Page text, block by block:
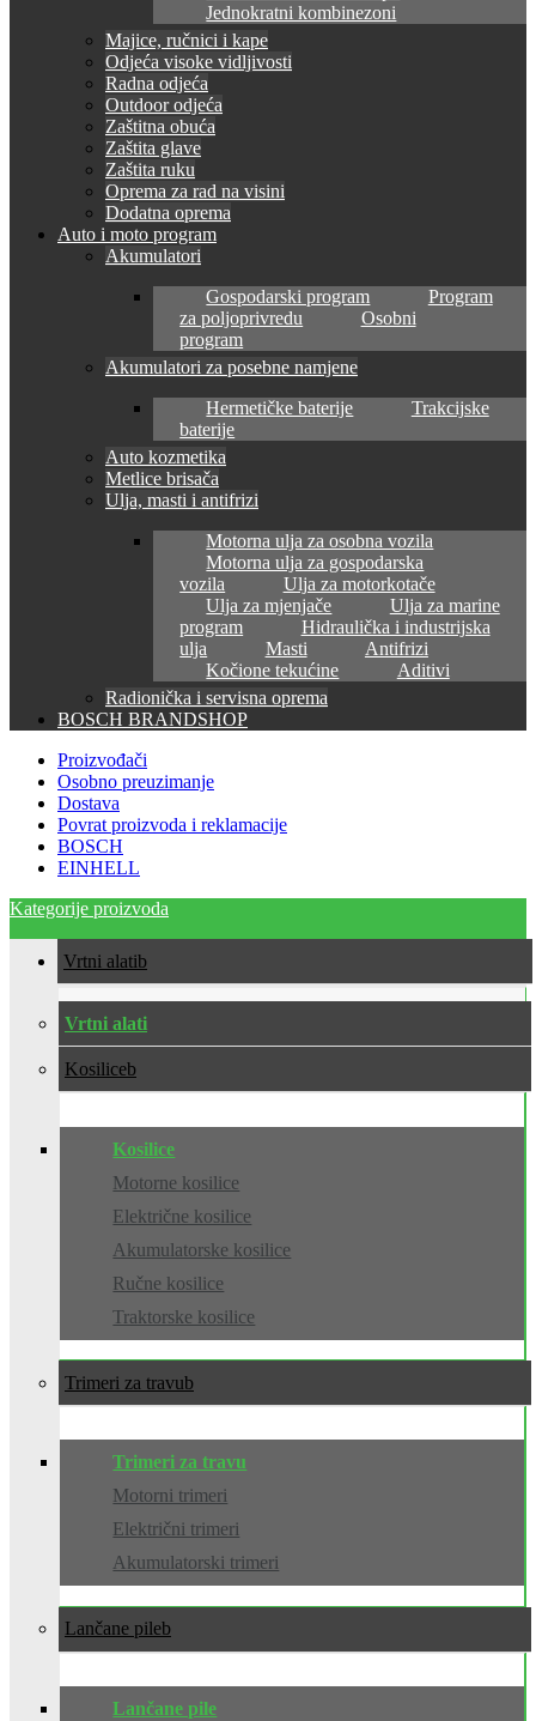
Jednokratni kombinezoni
Majice, ručnici i kape
Odjeća visoke vidljivosti
Radna odjeća
Outdoor odjeća
Zaštitna obuća
Zaštita glave
Zaštita ruku
Oprema za rad na visini
Dodatna oprema
Auto i moto program
Akumulatori
Gospodarski program
Program
za poljoprivredu
Osobni
program
Akumulatori za posebne namjene
Hermetičke baterije
Trakcijske
baterije
Auto kozmetika
Metlice brisača
Ulja, masti i antifrizi
Motorna ulja za osobna vozila
Motorna ulja za gospodarska
vozila
Ulja za motorkotače
Ulja za mjenjače
Ulja za marine
program
Hidraulička i industrijska
ulja
Masti
Antifrizi
Kočione tekućine
Aditivi
Radionička i servisna oprema
BOSCH BRANDSHOP
Proizvođači
Osobno preuzimanje
Dostava
Povrat proizvoda i reklamacije
BOSCH
EINHELL
Kategorije proizvoda
Vrtni alati
Vrtni alati
Kosilice
Kosilice
Motorne kosilice
Električne kosilice
Akumulatorske kosilice
Ručne kosilice
Traktorske kosilice
Trimeri za travu
Trimeri za travu
Motorni trimeri
Električni trimeri
Akumulatorski trimeri
Lančane pile
Lančane pile